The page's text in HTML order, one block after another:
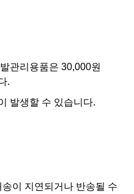
관리용품은 30,000원
.
발생할 수 있습니다.
이 지연되거나 반송될 수